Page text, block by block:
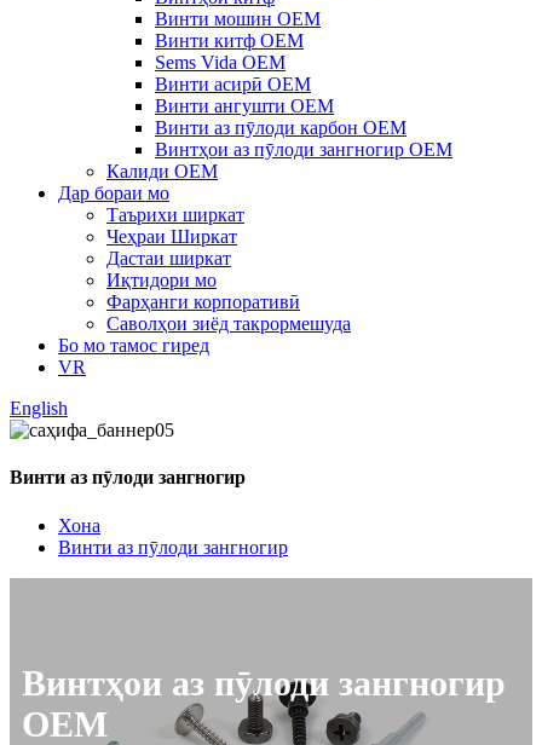
Винти мошин OEM
Винти китф OEM
Sems Vida OEM
Винти асирӣ OEM
Винти ангушти OEM
Винти аз пӯлоди карбон OEM
Винтҳои аз пӯлоди зангногир OEM
Калиди OEM
Дар бораи мо
Таърихи ширкат
Чеҳраи Ширкат
Дастаи ширкат
Иқтидори мо
Фарҳанги корпоративӣ
Саволҳои зиёд такрормешуда
Бо мо тамос гиред
VR
English
Винти аз пӯлоди зангногир
Хона
Винти аз пӯлоди зангногир
Винтҳои аз пӯлоди зангногир
OEM